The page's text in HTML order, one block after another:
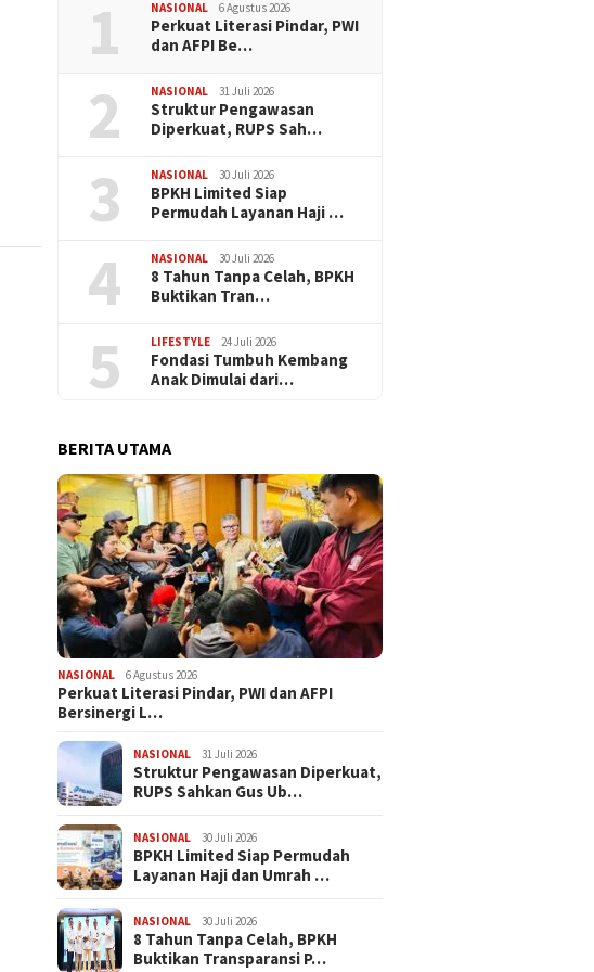
1 NASIONAL 6 Agustus 2026
Perkuat Literasi Pindar, PWI
dan AFPI Be…
2 NASIONAL 31 Juli 2026
​Struktur Pengawasan
Diperkuat, RUPS Sah…
3 NASIONAL 30 Juli 2026
BPKH Limited Siap
Permudah Layanan Haji …
4 NASIONAL 30 Juli 2026
​8 Tahun Tanpa Celah, BPKH
Buktikan Tran…
5 LIFESTYLE 24 Juli 2026
Fondasi Tumbuh Kembang
Anak Dimulai dari…
BERITA UTAMA
NASIONAL 6 Agustus 2026
Perkuat Literasi Pindar, PWI dan AFPI
Bersinergi L…
NASIONAL 31 Juli 2026
​Struktur Pengawasan Diperkuat,
RUPS Sahkan Gus Ub…
NASIONAL 30 Juli 2026
BPKH Limited Siap Permudah
Layanan Haji dan Umrah …
NASIONAL 30 Juli 2026
​8 Tahun Tanpa Celah, BPKH
Buktikan Transparansi P…